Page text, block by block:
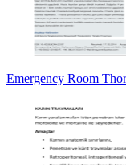
Emergency Room